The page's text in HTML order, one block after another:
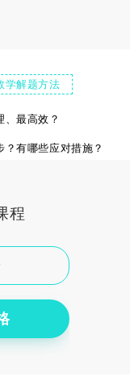
学解题方法
、最高效？
有哪些应对措施？
程